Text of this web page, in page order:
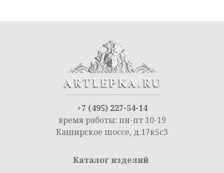
+7 (495) 227-54-14
время работы: пн-пт 10-19
Каширское шоссе, д.17к5с3
Каталог изделий